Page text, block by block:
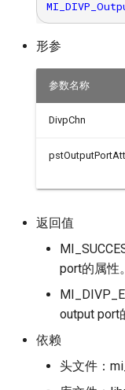
形参
参数名称
DivpChn
返回值
port的属性。
output port
依赖
头文件：